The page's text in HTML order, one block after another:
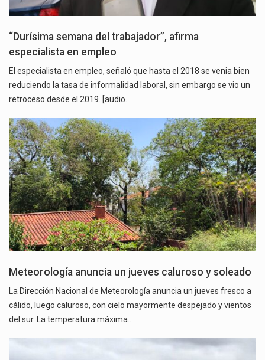
“Durísima semana del trabajador”, afirma
especialista en empleo
El especialista en empleo, señaló que hasta el 2018 se venia bien
reduciendo la tasa de informalidad laboral, sin embargo se vio un
retroceso desde el 2019. [audio…
Meteorología anuncia un jueves caluroso y soleado
La Dirección Nacional de Meteorología anuncia un jueves fresco a
cálido, luego caluroso, con cielo mayormente despejado y vientos
del sur. La temperatura máxima…